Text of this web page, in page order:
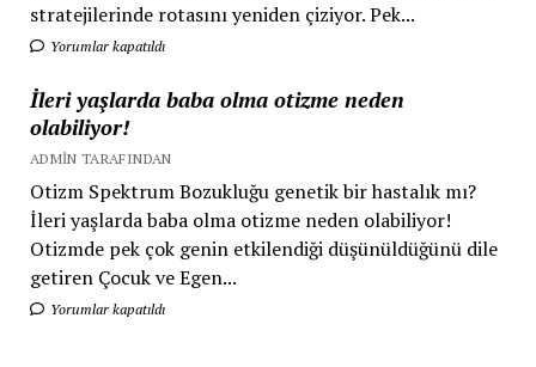
stratejilerinde rotasını yeniden çiziyor. Pek...
Yorumlar kapatıldı
İleri yaşlarda baba olma otizme neden
olabiliyor!
ADMIN TARAFINDAN
Otizm Spektrum Bozukluğu genetik bir hastalık mı?
İleri yaşlarda baba olma otizme neden olabiliyor!
Otizmde pek çok genin etkilendiği düşünüldüğünü dile
getiren Çocuk ve Egen...
Yorumlar kapatıldı